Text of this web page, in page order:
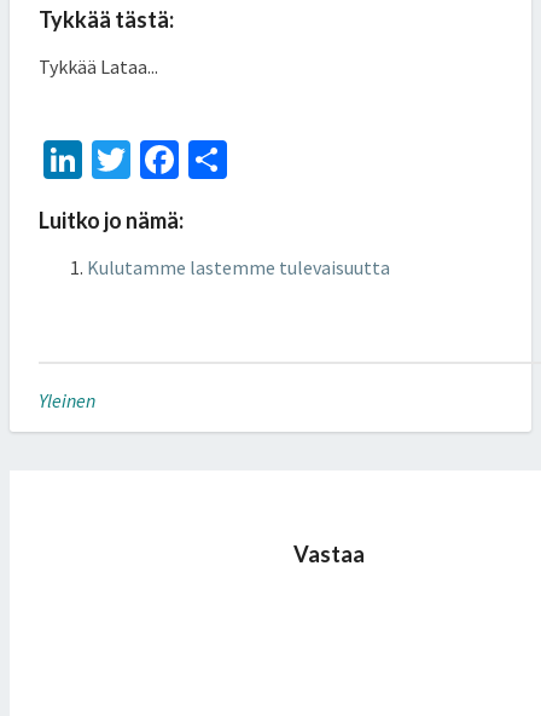
Tykkää tästä:
Tykkää Lataa...
Li
ke
dI
T
tt
er
Fa
b
o
k
e
Luitko jo nämä:
Kulutamme lastemme tulevaisuutta
Yleinen
Vastaa